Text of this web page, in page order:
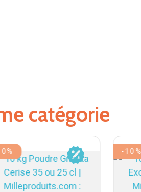
catégorie
-10%